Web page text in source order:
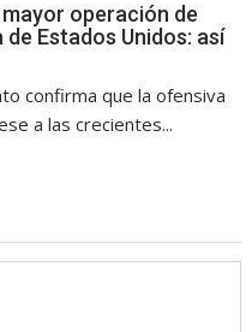
operación de
Estados Unidos: así
confirma que la ofensiva
a las crecientes...